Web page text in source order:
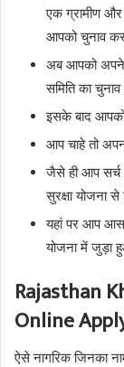
एक ग्रामीण
आपको चुनाव
अब आपको अपने
समिति का चुनाव
इसके बाद आपको
आप चाहे तो
जैसे ही आप सर्च
सुरक्षा योजना
यहां पर आप
योजना में जुड़ा
Rajasthan
Online
ऐसे नागरिक जिनका